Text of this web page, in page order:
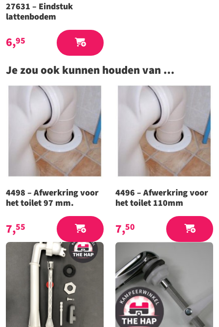
27631 – Eindstuk
lattenbodem
6,95
Je zou ook kunnen houden van …
4498 – Afwerkring voor
het toilet 97 mm.
7,55
4496 – Afwerkring voor
het toilet 110mm
7,50